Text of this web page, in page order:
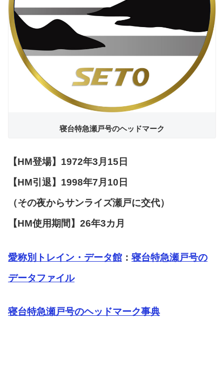
寝台特急瀬戸号のヘッドマーク
【HM登場】1972年3月15日
【HM引退】1998年7月10日
（その夜からサンライズ瀬戸に交代）
【HM使用期間】26年3カ月
愛称別トレイン・データ館 ： 寝台特急瀬戸号の
データファイル
寝台特急瀬戸号のヘッドマーク事典